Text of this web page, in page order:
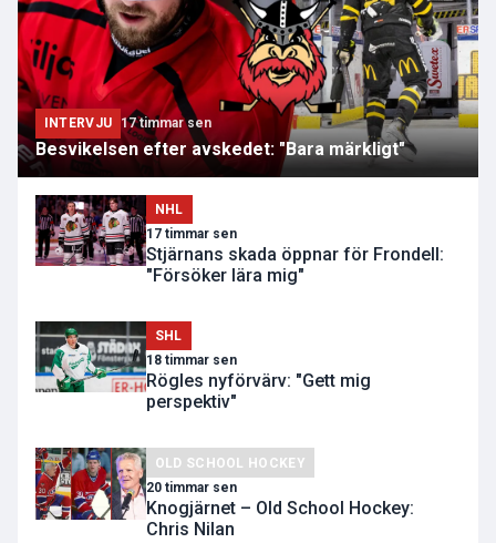
INTERVJU 17 timmar sen
Besvikelsen efter avskedet: "Bara märkligt"
NHL
17 timmar sen
Stjärnans skada öppnar för Frondell:
"Försöker lära mig"
SHL
18 timmar sen
Rögles nyförvärv: "Gett mig
perspektiv"
OLD SCHOOL HOCKEY
20 timmar sen
Knogjärnet – Old School Hockey:
Chris Nilan